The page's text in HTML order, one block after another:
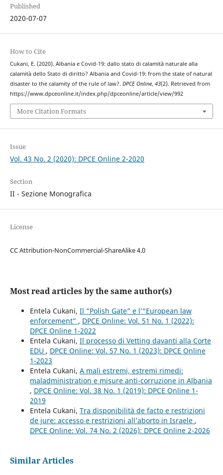
Published
2020-07-07
How to Cite
Cukani, E. (2020). Albania e Covid-19: dallo stato di calamità naturale alla
calamità dello Stato di diritto? Albania and Covid-19: from the state of natural
disaster to the calamity of the rule of law?. DPCE Online, 43(2). Retrieved from
https://www.dpceonline.it/index.php/dpceonline/article/view/992
More Citation Formats
Issue
Vol. 43 No. 2 (2020): DPCE Online 2-2020
Section
II - Sezione Monografica
License
CC Attribution-NonCommercial-ShareAlike 4.0
Most read articles by the same author(s)
Entela Cukani, Il “Polish Gate” e l’“European law
enforcement” , DPCE Online: Vol. 51 No. 1 (2022):
DPCE Online 1-2022
Entela Cukani, Il processo di Vetting davanti alla Corte
EDU , DPCE Online: Vol. 57 No. 1 (2023): DPCE Online
1-2023
Entela Cukani, A mali estremi, estremi rimedi:
maladministration e misure anti-corruzione in Albania
, DPCE Online: Vol. 38 No. 1 (2019): DPCE Online 1-
2019
Entela Cukani, Tra disponibilità de facto e restrizioni
de jure: accesso e restrizioni all’aborto in Israele ,
DPCE Online: Vol. 74 No. 2 (2026): DPCE Online 2-2026
Similar Articles